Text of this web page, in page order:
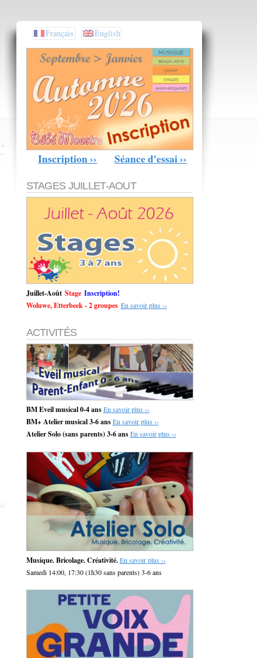
»
Français English
Inscription ›› Séance d'essai ››
STAGES JUILLET-AOUT
Juillet-Août Stage Inscription!
Woluwe, Etterbeek - 2 groupes En savoir plus ››
ACTIVITÉS
BM Eveil musical 0-4 ans En savoir plus ››
BM+ Atelier musical 3-6 ans En savoir plus ››
Atelier Solo (sans parents) 3-6 ans En savoir plus ››
Musique. Bricolage. Créativité. En savoir plus ››
Samedi 14:00, 17:30 (1h30 sans parents) 3-6 ans